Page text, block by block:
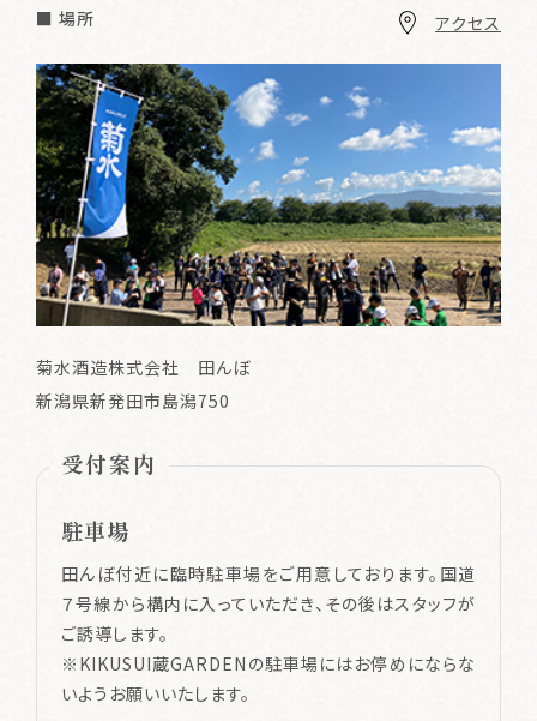
■ 場所 アクセス
菊水酒造株式会社 田んぼ
新潟県新発田市島潟750
受付案内
駐車場
田んぼ付近に臨時駐車場をご用意しております。国道
７号線から構内に入っていただき、その後はスタッフが
ご誘導します。
※KIKUSUI蔵GARDENの駐車場にはお停めにならな
いようお願いいたします。